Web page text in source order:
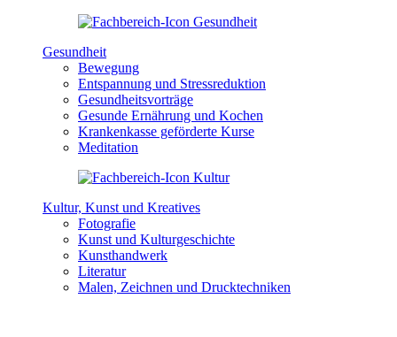
Gesundheit
Bewegung
Entspannung und Stressreduktion
Gesundheitsvorträge
Gesunde Ernährung und Kochen
Krankenkasse geförderte Kurse
Meditation
Kultur, Kunst und Kreatives
Fotografie
Kunst und Kulturgeschichte
Kunsthandwerk
Literatur
Malen, Zeichnen und Drucktechniken